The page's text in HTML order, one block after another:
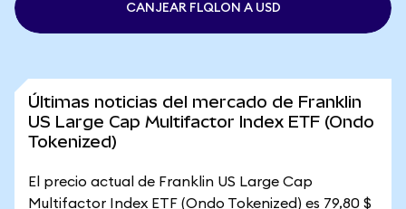
CANJEAR FLQLON A USD
Últimas noticias del mercado de Franklin
US Large Cap Multifactor Index ETF (Ondo
Tokenized)
El precio actual de Franklin US Large Cap
Multifactor Index ETF (Ondo Tokenized) es 79,80 $